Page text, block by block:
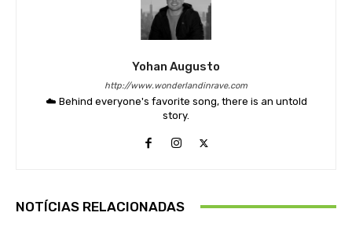
Yohan Augusto
http://www.wonderlandinrave.com
☁️ Behind everyone's favorite song, there is an untold
story.
NOTÍCIAS RELACIONADAS